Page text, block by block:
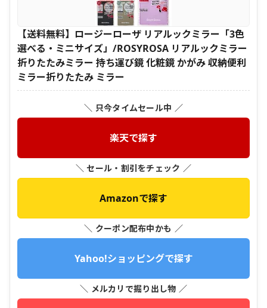
【送料無料】ロージーローザ リアルックミラー「3色
選べる・ミニサイズ」/ROSYROSA リアルックミラー
折りたたみミラー 持ち運び鏡 化粧鏡 かがみ 収納便利
ミラー折りたたみ ミラー
＼ 只今タイムセール中 ／
楽天で探す
＼ セール・割引をチェック ／
Amazonで探す
＼ クーポン配布中かも ／
Yahoo!ショッピングで探す
＼ メルカリで掘り出し物 ／